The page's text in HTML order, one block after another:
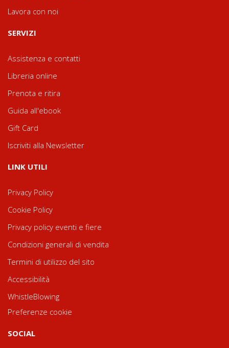
Lavora con noi
SERVIZI
Assistenza e contatti
Libreria online
Prenota e ritira
Guida all'ebook
Gift Card
Iscriviti alla Newsletter
LINK UTILI
Privacy Policy
Cookie Policy
Privacy policy eventi e fiere
Condizioni generali di vendita
Termini di utilizzo del sito
Accessibilità
WhistleBlowing
Preferenze cookie
SOCIAL